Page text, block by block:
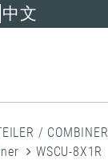
中文
/ COMBINER
WSCU-8X1R